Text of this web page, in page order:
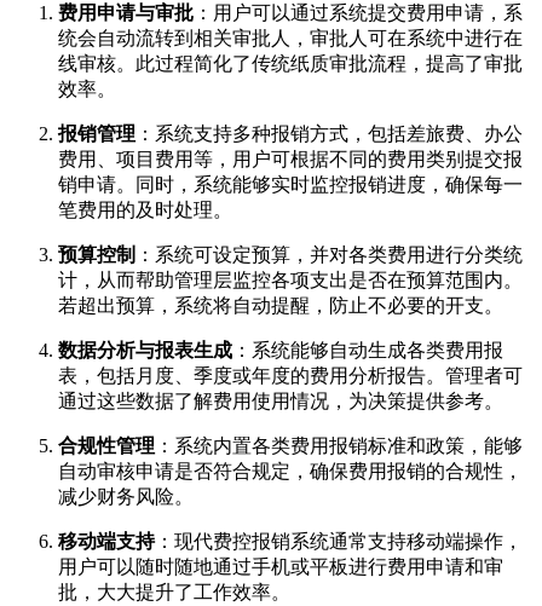
费用申请与审批 ：用户可以通过系统提交费用申请，系
统会自动流转到相关审批人，审批人可在系统中进行在
线审核。此过程简化了传统纸质审批流程，提高了审批
效率。
报销管理 ：系统支持多种报销方式，包括差旅费、办公
费用、项目费用等，用户可根据不同的费用类别提交报
销申请。同时，系统能够实时监控报销进度，确保每一
笔费用的及时处理。
预算控制 ：系统可设定预算，并对各类费用进行分类统
计，从而帮助管理层监控各项支出是否在预算范围内。
若超出预算，系统将自动提醒，防止不必要的开支。
数据分析与报表生成 ：系统能够自动生成各类费用报
表，包括月度、季度或年度的费用分析报告。管理者可
通过这些数据了解费用使用情况，为决策提供参考。
合规性管理 ：系统内置各类费用报销标准和政策，能够
自动审核申请是否符合规定，确保费用报销的合规性，
减少财务风险。
移动端支持：现代费控报销系统通常支持移动端操作，
用户可以随时随地通过手机或平板进行费用申请和审
批，大大提升了工作效率。